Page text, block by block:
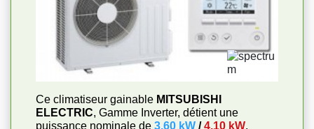
Ce climatiseur gainable MITSUBISHI
ELECTRIC, Gamme Inverter, détient une
puissance nominale de 3,60 kW /4,10 kW,